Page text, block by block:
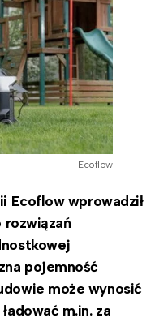
Ecoflow
Ecoflow wprowadził
rozwiązań
pojemność
może wynosić
m.in. za